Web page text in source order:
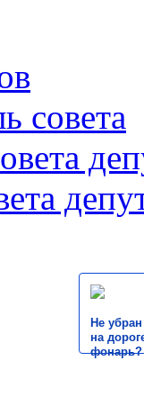
совета
Не
на
фонарь?